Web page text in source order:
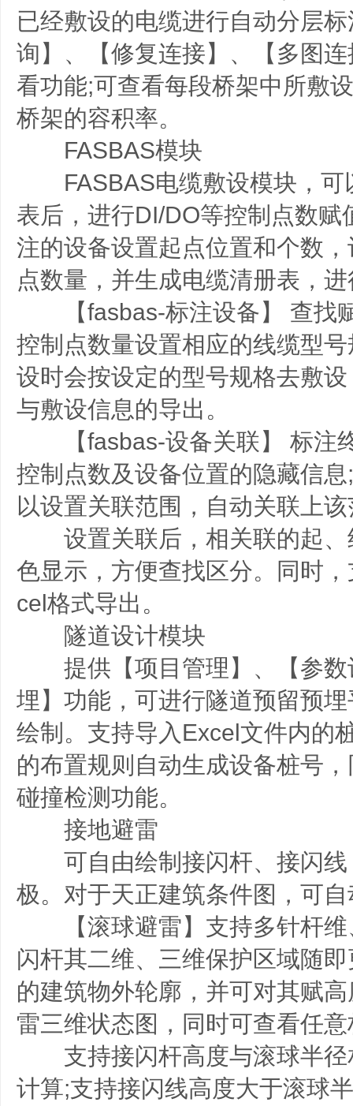
已经敷设的电缆进行自动分层
询】、【修复连接】、【多图
看功能;可查看每段桥架中所敷
桥架的容积率。
FASBAS模块
FASBAS电缆敷设模块，可
表后，进行DI/DO等控制点数赋
注的设备设置起点位置和个数
点数量，并生成电缆清册表，
【fasbas-标注设备】 查找
控制点数量设置相应的线缆型
设时会按设定的型号规格去敷
与敷设信息的导出。
【fasbas-设备关联】 标注
控制点数及设备位置的隐藏信
以设置关联范围，自动关联上
设置关联后，相关联的起、
色显示，方便查找区分。同时
cel格式导出。
隧道设计模块
提供【项目管理】、【参数
埋】功能，可进行隧道预留预
绘制。支持导入Excel文件内的
的布置规则自动生成设备桩号
碰撞检测功能。
接地避雷
可自由绘制接闪杆、接闪线
极。对于天正建筑条件图，可
【滚球避雷】支持多针杆维
闪杆其二维、三维保护区域随
的建筑物外轮廓，并可对其赋
雷三维状态图，同时可查看任
支持接闪杆高度与滚球半径
计算;支持接闪线高度大于滚球